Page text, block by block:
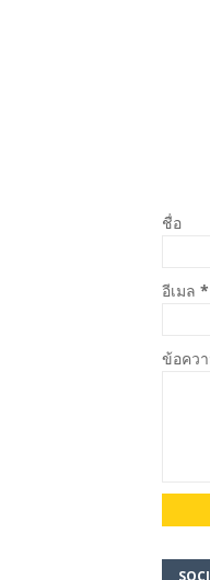
ชื่อ
อีเมล *
ข้อคว